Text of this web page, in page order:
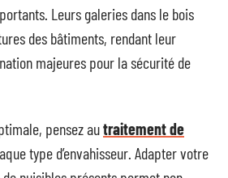
Leurs galeries dans le bois
des bâtiments, rendant leur
majeures pour la sécurité de
pensez autraitement de
type d’envahisseur. Adapter votre